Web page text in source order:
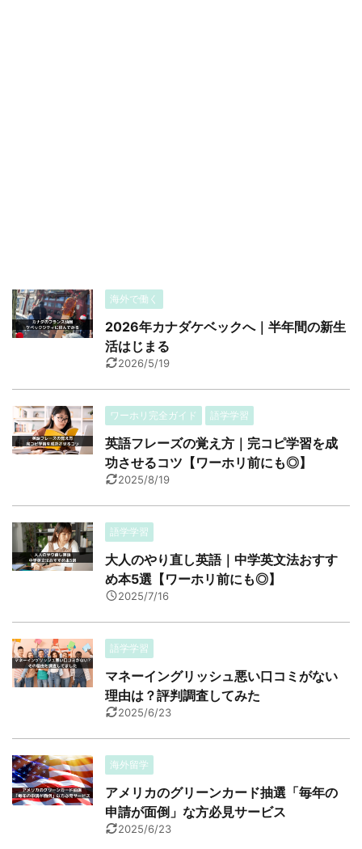
海外で働く
2026年カナダケベックへ｜半年間の新生
活はじまる
2026/5/19
ワーホリ完全ガイド 語学学習
英語フレーズの覚え方｜完コピ学習を成
功させるコツ【ワーホリ前にも◎】
2025/8/19
語学学習
大人のやり直し英語｜中学英文法おすす
め本5選【ワーホリ前にも◎】
2025/7/16
語学学習
マネーイングリッシュ悪い口コミがない
理由は？評判調査してみた
2025/6/23
海外留学
アメリカのグリーンカード抽選「毎年の
申請が面倒」な方必見サービス
2025/6/23